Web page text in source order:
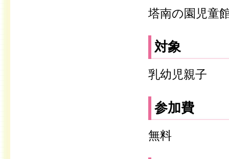
塔南の園児童
対象
乳幼児親子
参加費
無料